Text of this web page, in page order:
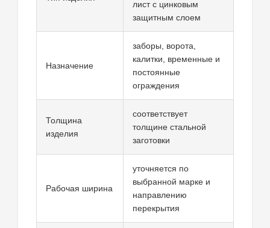
лист с цинковым
защитным слоем
Назначение
заборы, ворота,
калитки, временные и
постоянные
ограждения
Толщина
изделия
соответствует
толщине стальной
заготовки
Рабочая ширина
уточняется по
выбранной марке и
направлению
перекрытия